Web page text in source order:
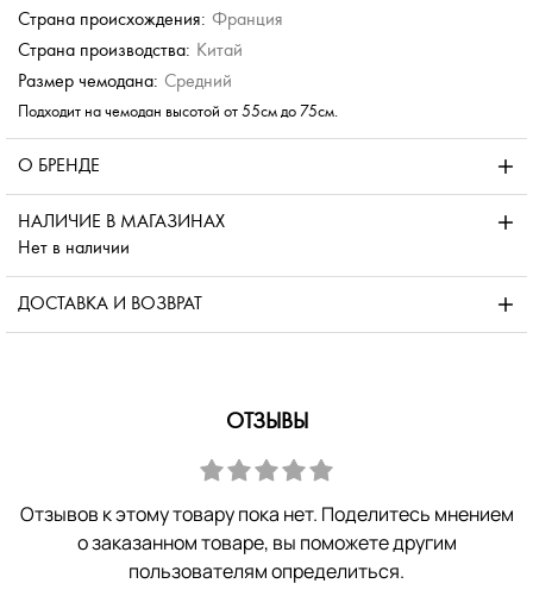
Страна происхождения: Франция
Страна производства: Китай
Размер чемодана: Средний
Подходит на чемодан высотой от 55см до 75см.
О БРЕНДЕ
НАЛИЧИЕ В МАГАЗИНАХ
Нет в наличии
ДОСТАВКА И ВОЗВРАТ
ОТЗЫВЫ
Отзывов к этому товару пока нет. Поделитесь мнением
о заказанном товаре, вы поможете другим
пользователям определиться.